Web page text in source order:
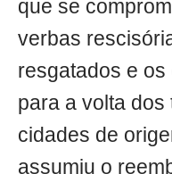
que se
verbas
resgatados e
para a volta
cidades de
assumiu o